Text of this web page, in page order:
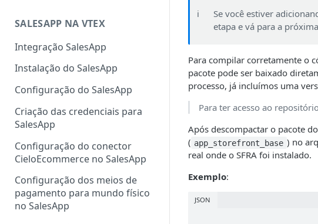
Configuração de cartão de
digitais
Configuração de pagamentos
customizados
Funcionalidades
Configuração da
ClearSale na VTEX
Configuração do Fingerprint
Cybersource na VTEX
Cadastro de sellers para Split
de Pagamento
SALESAPP NA VTEX
Integração SalesApp
Instalação do SalesApp
Configuração do SalesApp
Criação das credenciais para
SalesApp
Configuração do conector
CieloEcommerce no SalesApp
Configuração dos meios de
pagamento para mundo físico
no SalesApp
ℹ️
Se você estiver
etapa e vá para a
Para compilar corretamente o
pacote pode ser baixado
processo, já incluímos uma
Para ter acesso ao
Após descompactar o pacote
( app_storefront_base ) no
real onde o SFRA foi instalado.
Exemplo:
JSON